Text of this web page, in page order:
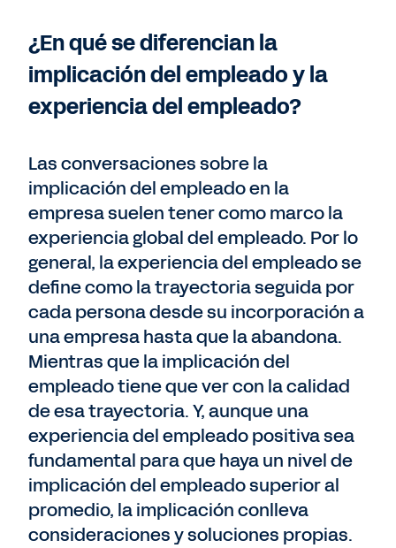
¿En qué se diferencian la
implicación del empleado y la
experiencia del empleado?
Las conversaciones sobre la
implicación del empleado en la
empresa suelen tener como marco la
experiencia global del empleado. Por lo
general, la experiencia del empleado se
define como la trayectoria seguida por
cada persona desde su incorporación a
una empresa hasta que la abandona.
Mientras que la implicación del
empleado tiene que ver con la calidad
de esa trayectoria. Y, aunque una
experiencia del empleado positiva sea
fundamental para que haya un nivel de
implicación del empleado superior al
promedio, la implicación conlleva
consideraciones y soluciones propias.